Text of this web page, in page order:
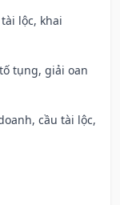
lộc, khai
tụng, giải oan
cầu tài lộc,